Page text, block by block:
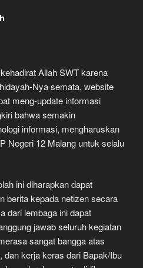
Allah SWT karena
Nya semata, website
meng-update informasi
bahwa semakin
informasi, mengharuskan
Negeri 12 Malang untuk selalu
ini diharapkan dapat
berita kepada netizen secara
dari lembaga ini dapat
jawab seluruh kegiatan
sangat bangga atas
dan kerja keras dari Bapak/Ibu